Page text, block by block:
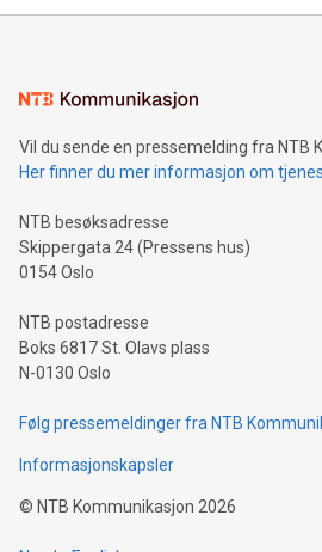
Vil du sende en pressemelding fra NTB
Her finner du mer informasjon om
NTB besøksadresse
Skippergata 24 (Pressens hus)
0154 Oslo
NTB postadresse
Boks 6817 St. Olavs plass
N-0130 Oslo
Følg pressemeldinger fra NTB
Informasjonskapsler
© NTB Kommunikasjon 2026